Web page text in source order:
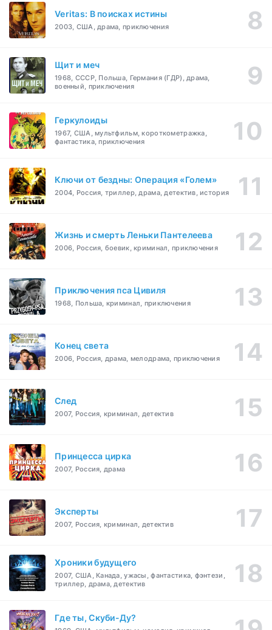
Veritas: В поисках истины
2003, США, драма, приключения
Щит и меч
1968, СССР, Польша, Германия (ГДР), драма,
военный, приключения
Геркулоиды
1967, США, мультфильм, короткометражка,
фантастика, приключения
Ключи от бездны: Операция «Голем»
2004, Россия, триллер, драма, детектив, история
Жизнь и смерть Леньки Пантелеева
2006, Россия, боевик, криминал, приключения
Приключения пса Цивиля
1968, Польша, криминал, приключения
Конец света
2006, Россия, драма, мелодрама, приключения
След
2007, Россия, криминал, детектив
Принцесса цирка
2007, Россия, драма
Эксперты
2007, Россия, криминал, детектив
Хроники будущего
2007, США, Канада, ужасы, фантастика, фэнтези,
триллер, драма, детектив
Где ты, Скуби-Ду?